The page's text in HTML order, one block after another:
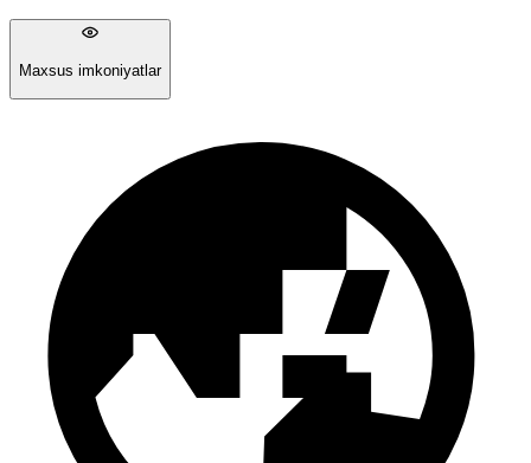
Maxsus imkoniyatlar